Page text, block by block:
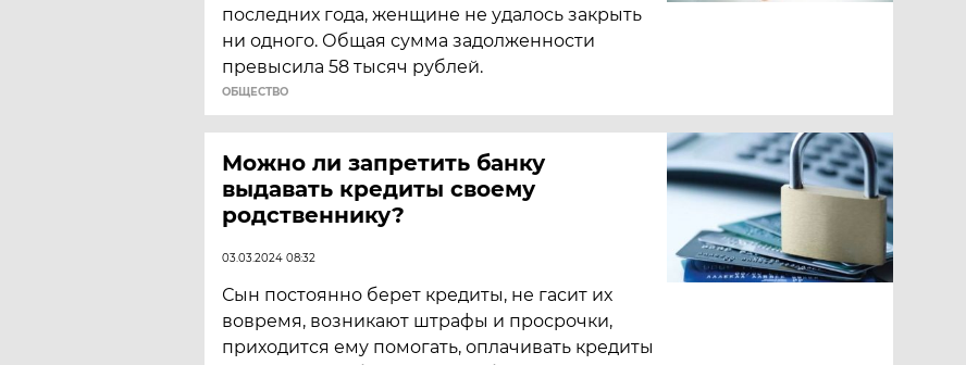
последних года, женщине не удалось закрыть
ни одного. Общая сумма задолженности
превысила 58 тысяч рублей.
ОБЩЕСТВО
Можно ли запретить банку
выдавать кредиты своему
родственнику?
03.03.2024 08:32
Сын постоянно берет кредиты, не гасит их
вовремя, возникают штрафы и просрочки,
приходится ему помогать, оплачивать кредиты